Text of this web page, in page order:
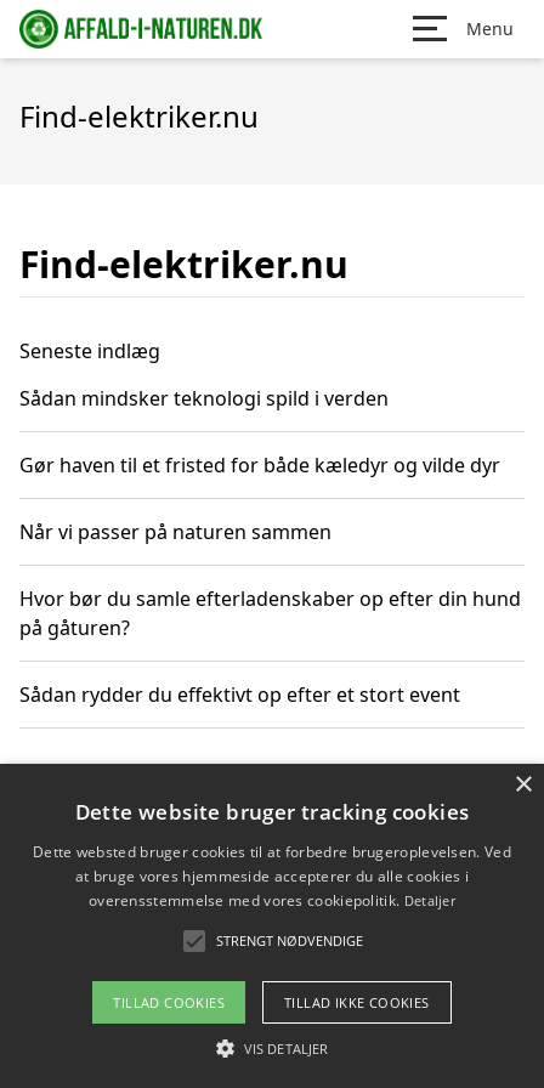
Menu
Find-elektriker.nu
Find-elektriker.nu
Seneste indlæg
Sådan mindsker teknologi spild i verden
Gør haven til et fristed for både kæledyr og vilde dyr
Når vi passer på naturen sammen
Hvor bør du samle efterladenskaber op efter din hund
på gåturen?
Sådan rydder du effektivt op efter et stort event
Copyright 2026 - Pilanto Aps
Om / kontakt
Blog Betingelser
×
Dette website bruger tracking cookies
Dette websted bruger cookies til at forbedre brugeroplevelsen. Ved
at bruge vores hjemmeside accepterer du alle cookies i
overensstemmelse med vores cookiepolitik. Detaljer
STRENGT NØDVENDIGE
TILLAD COOKIES TILLAD IKKE COOKIES
VIS DETALJER